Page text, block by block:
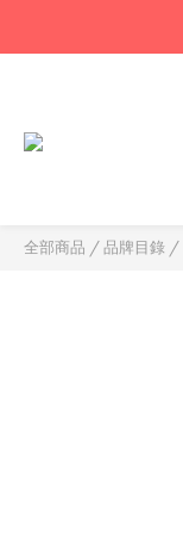
全部商品 /品牌目錄 /